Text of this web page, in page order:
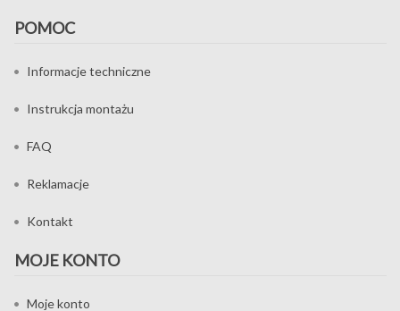
POMOC
Informacje techniczne
Instrukcja montażu
FAQ
Reklamacje
Kontakt
MOJE KONTO
Moje konto